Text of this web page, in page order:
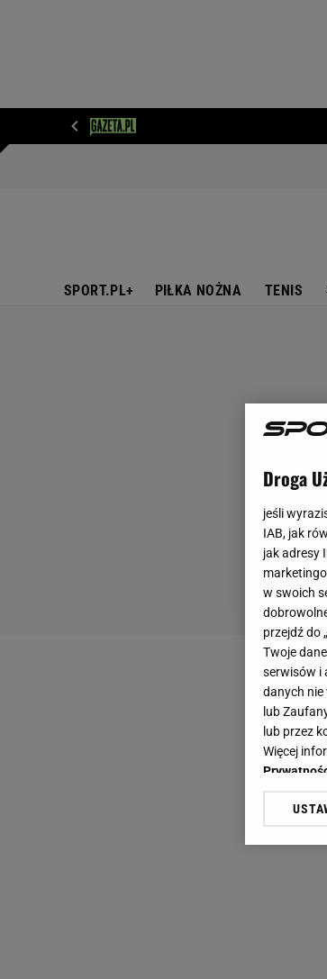
SPORT.PL+ PIŁKA NOŻNA TENIS
Droga
jeśli
IAB, jak
jak adresy
w swoich
przejdź do
Twoje
serwisów i
danych nie
lub
lub przez
Więcej
Klikając
Zaufanych